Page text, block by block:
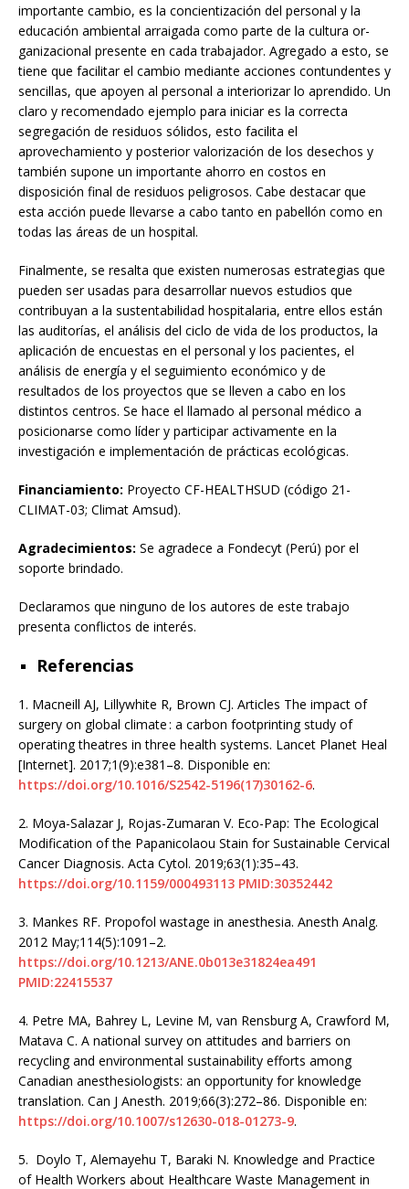
importante cambio, es la concientización del personal y la
educación ambiental arraigada como parte de la cultura or-
ganizacional presente en cada trabajador. Agregado a esto, se
tiene que facilitar el cambio mediante acciones contundentes y
sencillas, que apoyen al personal a interiorizar lo aprendido. Un
claro y recomendado ejemplo para iniciar es la correcta
segregación de residuos sólidos, esto facilita el
aprovechamiento y posterior valorización de los desechos y
también supone un importante ahorro en costos en
disposición final de residuos peligrosos. Cabe destacar que
esta acción puede llevarse a cabo tanto en pabellón como en
todas las áreas de un hospital.
Finalmente, se resalta que existen numerosas estrategias que
pueden ser usadas para desarrollar nuevos estudios que
contribuyan a la sustentabilidad hospitalaria, entre ellos están
las auditorías, el análisis del ciclo de vida de los productos, la
aplicación de encuestas en el personal y los pacientes, el
análisis de energía y el seguimiento económico y de
resultados de los proyectos que se lleven a cabo en los
distintos centros. Se hace el llamado al personal médico a
posicionarse como líder y participar activamente en la
investigación e implementación de prácticas ecológicas.
Financiamiento: Proyecto CF-HEALTHSUD (código 21-
CLIMAT-03; Climat Amsud).
Agradecimientos: Se agradece a Fondecyt (Perú) por el
soporte brindado.
Declaramos que ninguno de los autores de este trabajo
presenta conflictos de interés.
Referencias
1. Macneill AJ, Lillywhite R, Brown CJ. Articles The impact of
surgery on global climate : a carbon footprinting study of
operating theatres in three health systems. Lancet Planet Heal
[Internet]. 2017;1(9):e381–8. Disponible en:
https://doi.org/10.1016/S2542-5196(17)30162-6.
2. Moya-Salazar J, Rojas-Zumaran V. Eco-Pap: The Ecological
Modification of the Papanicolaou Stain for Sustainable Cervical
Cancer Diagnosis. Acta Cytol. 2019;63(1):35–43.
https://doi.org/10.1159/000493113 PMID:30352442
3. Mankes RF. Propofol wastage in anesthesia. Anesth Analg.
2012 May;114(5):1091–2.
https://doi.org/10.1213/ANE.0b013e31824ea491
PMID:22415537
4. Petre MA, Bahrey L, Levine M, van Rensburg A, Crawford M,
Matava C. A national survey on attitudes and barriers on
recycling and environmental sustainability efforts among
Canadian anesthesiologists: an opportunity for knowledge
translation. Can J Anesth. 2019;66(3):272–86. Disponible en:
https://doi.org/10.1007/s12630-018-01273-9.
5. Doylo T, Alemayehu T, Baraki N. Knowledge and Practice
of Health Workers about Healthcare Waste Management in